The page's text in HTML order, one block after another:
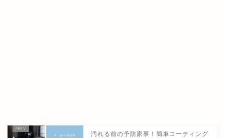
汚れる前の予防家事！簡単コーティング